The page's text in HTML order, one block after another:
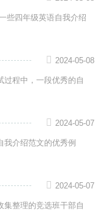
些四年级英语自我介绍
过程中，一段优秀的自
2024-05-08
介绍范文的优秀例
2024-05-07
集整理的竞选班干部自
2024-05-07